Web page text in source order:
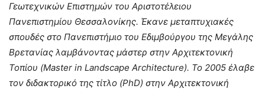
Γεωτεχνικών Επιστημών του Αριστοτέλειου
Πανεπιστημίου Θεσσαλονίκης. Έκανε μεταπτυχιακές
σπουδές στο Πανεπιστήμιο του Εδιμβούργου της Μεγάλης
Βρετανίας λαμβάνοντας μάστερ στην Αρχιτεκτονική
Τοπίου (Master in Landscape Architecture). To 2005 έλαβε
τον διδακτορικό της τίτλο (PhD) στην Αρχιτεκτονική